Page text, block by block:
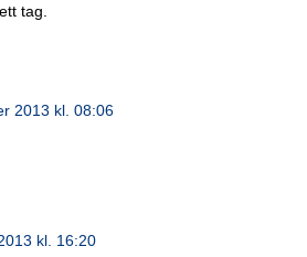
tag.
2013 kl. 08:06
kl. 16:20